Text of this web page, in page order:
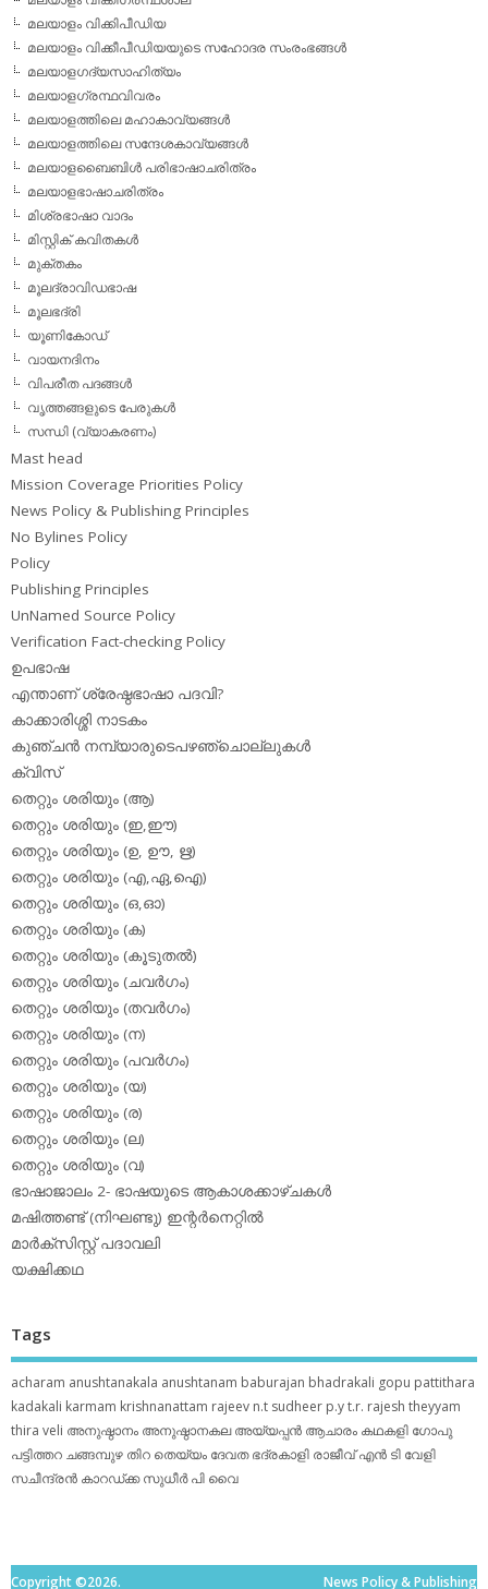
മലയാളം വിക്കിപീഡിയ
മലയാളം വിക്കീപീഡിയയുടെ സഹോദര സംരംഭങ്ങള്‍
മലയാളഗദ്യസാഹിത്യം
മലയാളഗ്രന്ഥവിവരം
മലയാളത്തിലെ മഹാകാവ്യങ്ങള്‍
മലയാളത്തിലെ സന്ദേശകാവ്യങ്ങള്‍
മലയാളബൈബിള്‍ പരിഭാഷാചരിത്രം
മലയാളഭാഷാചരിത്രം
മിശ്രഭാഷാ വാദം
മിസ്റ്റിക് കവിതകള്‍
മുക്തകം
മൂലദ്രാവിഡഭാഷ
മൂലഭദ്രി
യൂണികോഡ്
വായനദിനം
വിപരീത പദങ്ങള്‍
വൃത്തങ്ങളുടെ പേരുകള്‍
സന്ധി (വ്യാകരണം)
Mast head
Mission Coverage Priorities Policy
News Policy & Publishing Principles
No Bylines Policy
Policy
Publishing Principles
UnNamed Source Policy
Verification Fact-checking Policy
ഉപഭാഷ
എന്താണ് ശ്രേഷ്ഠഭാഷാ പദവി?
കാക്കാരിശ്ശി നാടകം
കുഞ്ചന്‍ നമ്പ്യാരുടെപഴഞ്ചൊല്ലുകള്‍
ക്വിസ്
തെറ്റും ശരിയും (ആ)
തെറ്റും ശരിയും (ഇ,ഈ)
തെറ്റും ശരിയും (ഉ, ഊ, ഋ)
തെറ്റും ശരിയും (എ,ഏ,ഐ)
തെറ്റും ശരിയും (ഒ,ഓ)
തെറ്റും ശരിയും (ക)
തെറ്റും ശരിയും (കൂടുതല്‍)
തെറ്റും ശരിയും (ചവര്‍ഗം)
തെറ്റും ശരിയും (തവര്‍ഗം)
തെറ്റും ശരിയും (ന)
തെറ്റും ശരിയും (പവര്‍ഗം)
തെറ്റും ശരിയും (യ)
തെറ്റും ശരിയും (ര)
തെറ്റും ശരിയും (ല)
തെറ്റും ശരിയും (വ)
ഭാഷാജാലം 2- ഭാഷയുടെ ആകാശക്കാഴ്ചകള്‍
മഷിത്തണ്ട് (നിഘണ്ടു) ഇന്റര്‍നെറ്റില്‍
മാര്‍ക്‌സിസ്റ്റ് പദാവലി
യക്ഷിക്കഥ
Tags
acharam anushtanakala anushtanam baburajan bhadrakali gopu pattithara
kadakali karmam krishnanattam rajeev n.t sudheer p.yt.r. rajesh theyyam
thira veli അനുഷ്ഠാനം അനുഷ്ഠാനകല അയ്യപ്പന്‍ ആചാരം കഥകളി ഗോപു
പട്ടിത്തറ ചങ്ങമ്പുഴ തിറ തെയ്യം ദേവത ഭദ്രകാളി രാജീവ് എൻ ടി വേളി
സചീന്ദ്രന്‍ കാറഡ്ക്ക സുധീര്‍ പി വൈ
Copyright ©2026. News Policy & Publishing